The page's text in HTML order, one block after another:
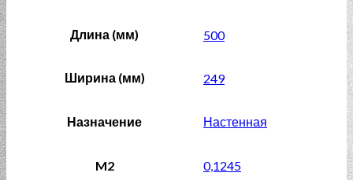
Длина (мм) 500
Ширина (мм) 249
Назначение Настенная
M2 0,1245